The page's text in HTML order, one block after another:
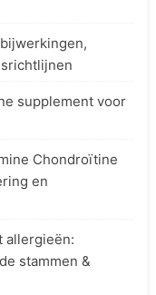
supplement voor
Chondroïtine
en
allergieën:
stammen &